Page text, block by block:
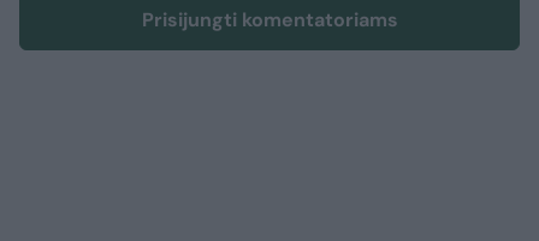
Prisijungti komentatoriams